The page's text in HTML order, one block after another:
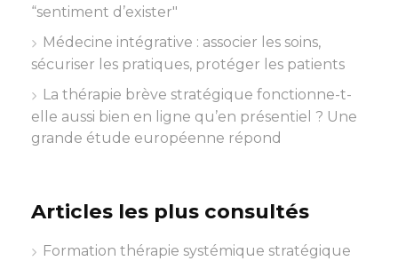
“sentiment d’exister"
Médecine intégrative : associer les soins,
sécuriser les pratiques, protéger les patients
La thérapie brève stratégique fonctionne-t-
elle aussi bien en ligne qu’en présentiel ? Une
grande étude européenne répond
Articles les plus consultés
Formation thérapie systémique stratégique